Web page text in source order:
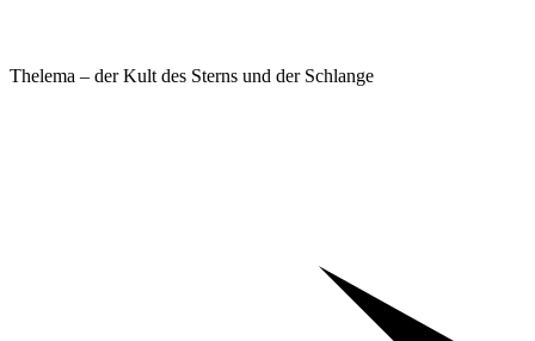
Thelema – der Kult des Sterns und der Schlange